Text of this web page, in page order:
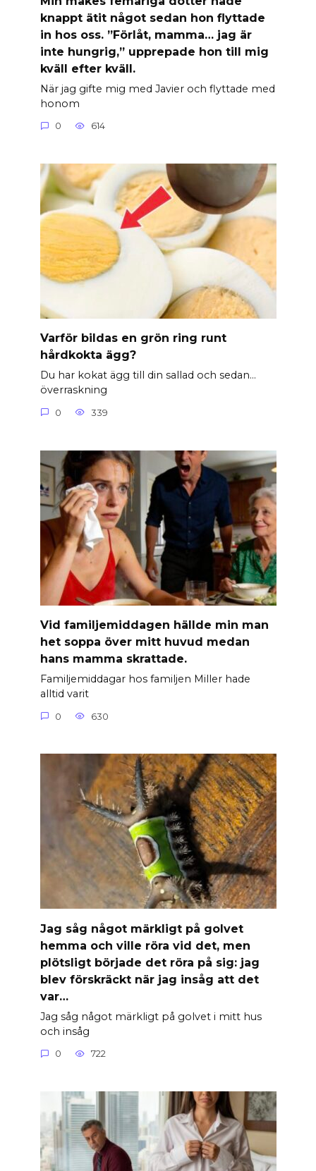
knappt ätit något sedan hon flyttade
in hos oss. ”Förlåt, mamma… jag är
inte hungrig,” upprepade hon till mig
kväll efter kväll.
När jag gifte mig med Javier och flyttade med
honom
0 614
Varför bildas en grön ring runt
hårdkokta ägg?
Du har kokat ägg till din sallad och sedan…
överraskning
0 339
Vid familjemiddagen hällde min man
het soppa över mitt huvud medan
hans mamma skrattade.
Familjemiddagar hos familjen Miller hade
alltid varit
0 630
Jag såg något märkligt på golvet
hemma och ville röra vid det, men
plötsligt började det röra på sig: jag
blev förskräckt när jag insåg att det
var…
Jag såg något märkligt på golvet i mitt hus
och insåg
0 722